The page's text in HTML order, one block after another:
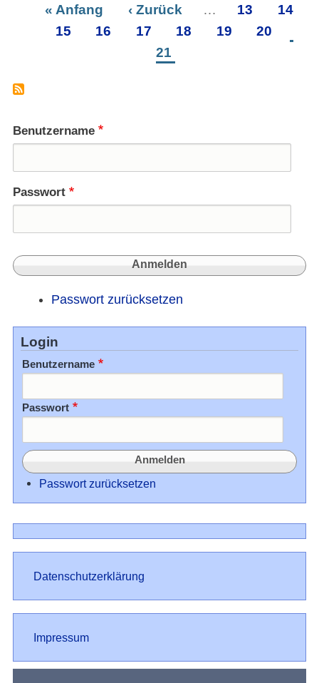
Seitennummerierung
Erste
Seite
« Anfang
Vorherige
Seite
‹ Zurück … Seite
13 Seite
14
Seite
15 Seite
16 Seite
17 Seite
18 Seite
19 Seite
20
21
Benutzername
Passwort
Passwort zurücksetzen
Login
Benutzername
Passwort
Passwort zurücksetzen
Datenschutz
Datenschutzerklärung
Impressum
Impressum